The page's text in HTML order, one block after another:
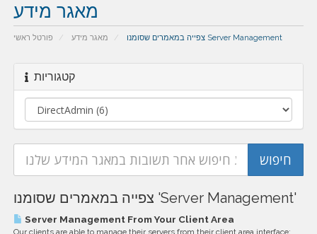
מאגר מידע
פורטל ראשי מאגר מידע צפייה במאמרים שסומנו Server Management
קטגוריות
צפייה במאמרים שסומנו 'Server Management'
Server Management From Your Client Area
Our clients are able to manage their servers from their client area interface: